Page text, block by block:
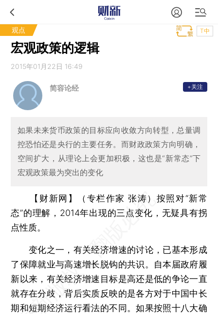
观点 T中
宏观政策的逻辑
2015年01月22日 16:49
简容论经 +关注
如果未来货币政策的目标应向收敛方向转型，总量调
控恐怕还是央行的主要任务。而财政政策方向明确，
空间扩大，从理论上会更加积极，这也是“新常态”下
宏观政策最为突出的变化
【财新网】（专栏作家 张涛） 按照对“新常
态”的理解，2014年出现的三点变化，无疑具有拐
点性质。
变化之一，有关经济增速的讨论，已基本形成
了保障就业与高速增长脱钩的共识。自本届政府履
新以来，有关经济增速目标是高还是低的争论一直
就存在分歧，背后实质反映的是各方对于中国中长
期和短期经济运行看法的不同。如果按照十八大确